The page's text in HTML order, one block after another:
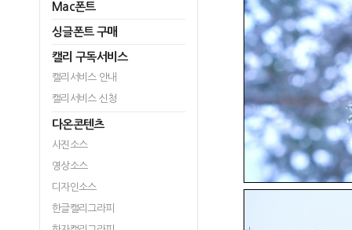
Mac폰트
싱글폰트 구매
캘리 구독서비스
캘리서비스 안내
캘리서비스 신청
다온콘텐츠
사진소스
영상소스
디자인소스
한글캘리그라피